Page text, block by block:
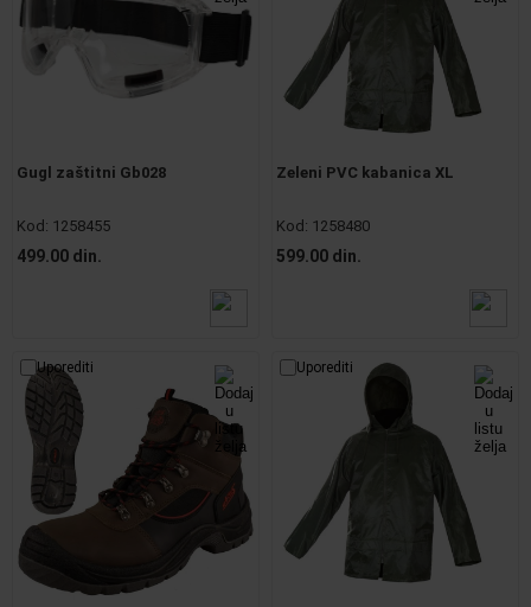
Gugl zaštitni Gb028
Kod: 1258455
499.00 din.
Zeleni PVC kabanica XL
Kod: 1258480
599.00 din.
Uporediti Uporediti